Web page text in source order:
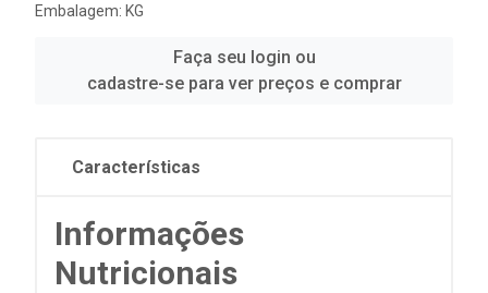
Embalagem: KG
Faça seu login ou
cadastre-se para ver preços e comprar
Características
Informações
Nutricionais